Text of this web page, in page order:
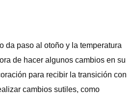
da paso al otoño y la temperatura
de hacer algunos cambios en su
para recibir la transición con
cambios sutiles, como